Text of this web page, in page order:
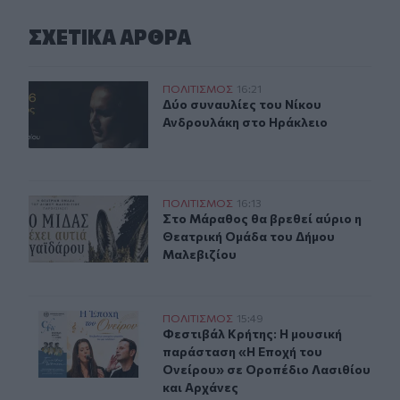
ΣΧΕΤΙΚA AΡΘΡΑ
Δύο συναυλίες του Νίκου Ανδρουλάκη στο Ηράκλειο
ΠΟΛΙΤΙΣΜΟΣ 16:21
Δύο συναυλίες του Νίκου
Δύο συναυλίες του Νίκου
Ανδρουλάκη στο Ηράκλειο
Στο Μάραθος θα βρεθεί αύριο η Θεατρική Ομάδα του
ΠΟΛΙΤΙΣΜΟΣ 16:13
Στο Μάραθος θα βρεθεί αύριο η
Στο Μάραθος θα βρεθεί αύριο η
Θεατρική Ομάδα του Δήμου
Μαλεβιζίου
Φεστιβάλ Κρήτης: Η μουσική παράσταση «Η Εποχή
ΠΟΛΙΤΙΣΜΟΣ 15:49
Φεστιβάλ Κρήτης: Η μουσική
Φεστιβάλ Κρήτης: Η μουσική
παράσταση «Η Εποχή του
Ονείρου» σε Οροπέδιο Λασιθίου
και Αρχάνες